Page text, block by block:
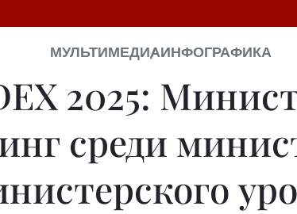
МУЛЬТИМЕДИАИНФОГРАФИКА
2025:
среди